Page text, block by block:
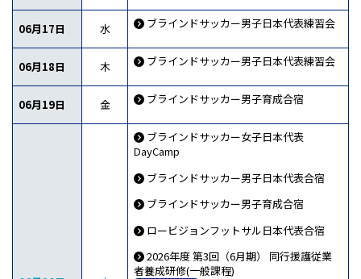
06月17日 水 ブラインドサッカー男子日本代表練習会
06月18日 木 ブラインドサッカー男子日本代表練習会
06月19日 金 ブラインドサッカー男子育成合宿
ブラインドサッカー女子日本代表
DayCamp
ブラインドサッカー男子日本代表合宿
ブラインドサッカー男子育成合宿
ロービジョンフットサル日本代表合宿
2026年度 第3回（6月期） 同行援護従業
者養成研修(一般課程)